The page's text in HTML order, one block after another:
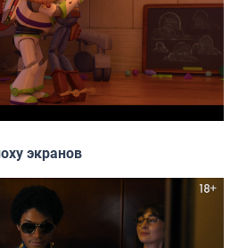
экранов